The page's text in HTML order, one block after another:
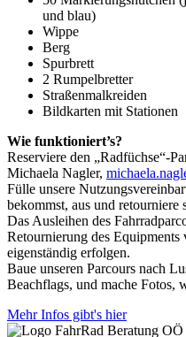
und blau)
Wippe
Berg
Spurbrett
2 Rumpelbretter
Straßenmalkreiden
Bildkarten mit Stationen
Wie funktioniert’s?
Reserviere den „Radfüchse“-
Michaela Nagler,
Fülle unsere
bekommst, aus und retourniere
Das Ausleihen des
Retournierung des Equipments
eigenständig erfolgen.
Baue unseren Parcours nach
Beachflags, und mache Fotos,
Mehr Infos gibt's hier